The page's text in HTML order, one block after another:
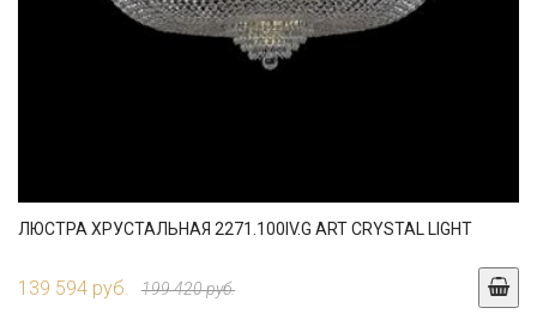
ЛЮСТРА ХРУСТАЛЬНАЯ 2271.100IV.G ART CRYSTAL LIGHT
139 594 руб. 199 420 руб.